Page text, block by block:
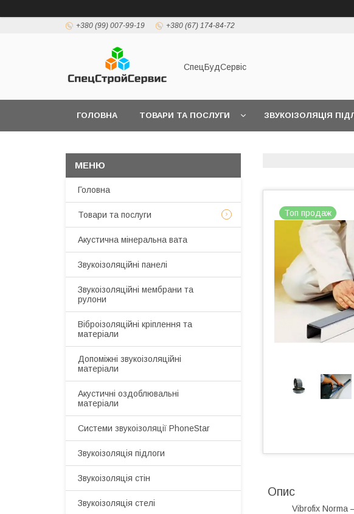
+380 (99) 007-99-19 +380 (67) 174-84-72
СпецБудСервіс
ГОЛОВНА ТОВАРИ ТА ПОСЛУГИ ЗВУКОІЗОЛЯЦІЯ
Топ продаж
Опис
Vibrofix Norma
Головна
Товари та послуги
Акустична мінеральна вата
Звукоізоляційні панелі
Звукоізоляційні мембрани та
рулони
Віброізоляційні кріплення та
матеріали
Допоміжні звукоізоляційні
матеріали
Акустичні оздоблювальні
матеріали
Системи звукоізоляції PhoneStar
Звукоізоляція підлоги
Звукоізоляція стін
Звукоізоляція стелі